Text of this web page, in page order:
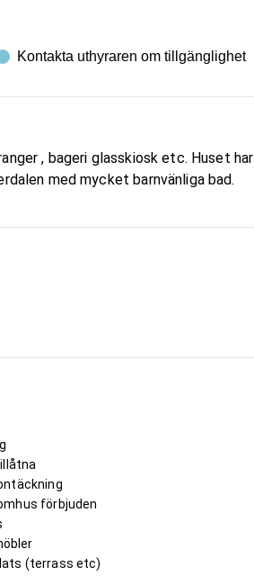
Kontakta uthyraren om tillgänglighet
, bageri glasskiosk etc. Huset har
med mycket barnvänliga bad.
förbjuden
(terrass etc)